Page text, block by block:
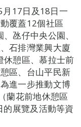
月17日及18日一
覆蓋12個社區
氹仔中央公園、
石排灣業興大廈
憩區、慕拉士前
區、台山平民新
進一步推動文博
蘭花前地休憩區
展覽及活動等資